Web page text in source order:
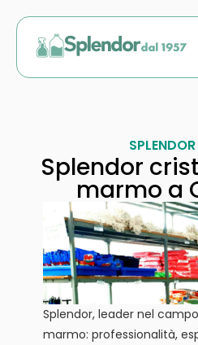
Splendor
marmo a
Splendor, leader nel
marmo: professionalità,